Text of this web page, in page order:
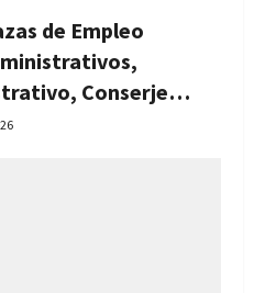
de Empleo
Conserje…